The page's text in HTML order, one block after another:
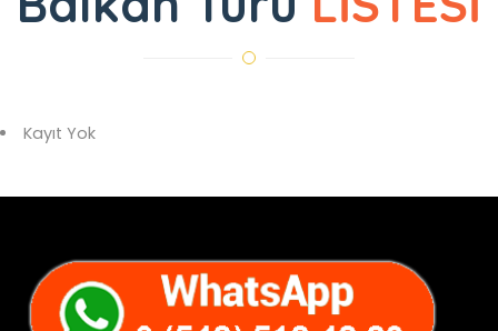
Kayıt Yok